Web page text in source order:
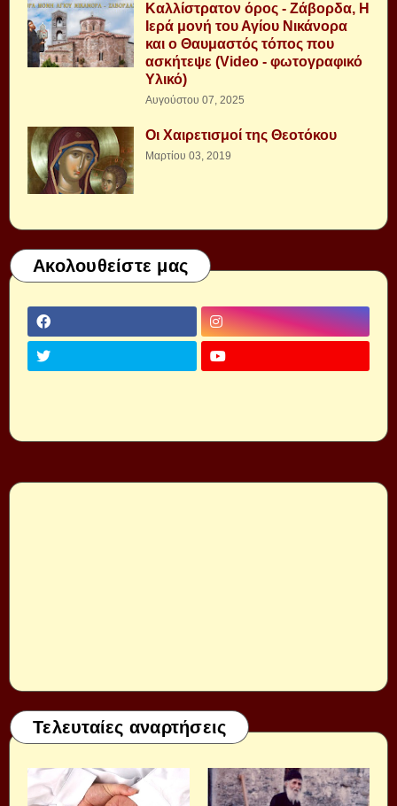
Καλλίστρατον όρος - Ζάβορδα, Η
Ιερά μονή του Αγίου Νικάνορα
και ο Θαυμαστός τόπος που
ασκήτεψε (Video - φωτογραφικό
Υλικό)
Αυγούστου 07, 2025
Οι Χαιρετισμοί της Θεοτόκου
Μαρτίου 03, 2019
Ακολουθείστε μας
Τελευταίες αναρτήσεις